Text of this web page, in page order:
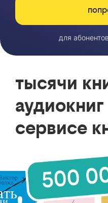
для
тысячи
аудиокниг
сервисе